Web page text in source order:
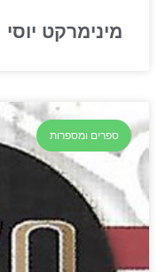
מינימרקט יוסי
ספרים ומספרות